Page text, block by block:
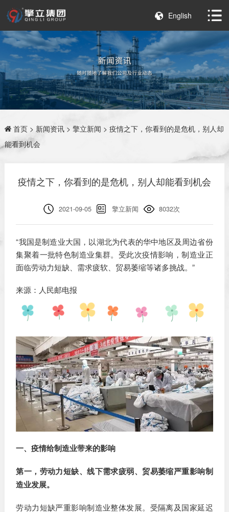
English
首页> 新闻资讯> 擎立新闻 > 疫情之下，你看到的是危机，别人却
能看到机会
疫情之下，你看到的是危机，别人却能看到机会
2021-09-05 擎立新闻 8032次
“我国是制造业大国，以湖北为代表的华中地区及周边省份
集聚着一批特色制造业集群。受此次疫情影响，制造业正
面临劳动力短缺、需求疲软、贸易萎缩等诸多挑战。”
来源：人民邮电报
一、疫情给制造业带来的影响
第一，劳动力短缺、线下需求疲弱、贸易萎缩严重影响制
造业发展。
劳动力短缺严重影响制造业整体发展。受隔离及国家延迟